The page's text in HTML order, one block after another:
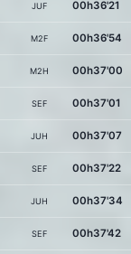
JUF 00h36'21
M2F 00h36'54
M2H 00h37'00
SEF 00h37'01
JUH 00h37'07
SEF 00h37'22
JUH 00h37'34
SEF 00h37'42